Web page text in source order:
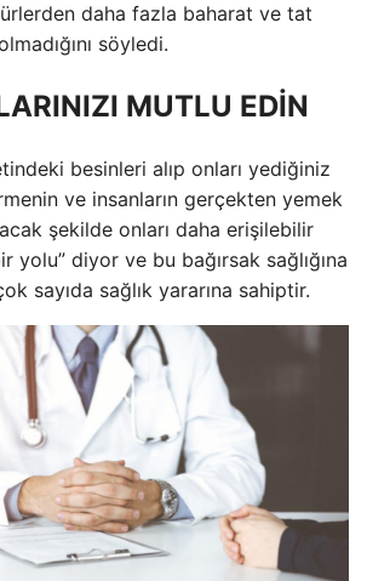
daha fazla baharat ve tat
söyledi.
MUTLU EDİN
besinleri alıp onları yediğiniz
ve insanların gerçekten yemek
şekilde onları daha erişilebilir
yolu” diyor ve bu bağırsak sağlığına
sayıda sağlık yararına sahiptir.